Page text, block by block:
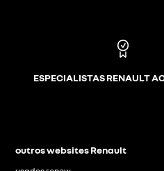
ESPECIALISTAS RENAULT
outros websites Renault